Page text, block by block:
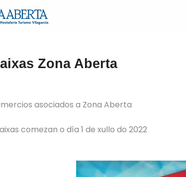
Zona Aberta
asociados a Zona Aberta
comezan o día 1 de xullo do 2022